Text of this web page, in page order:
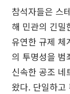
참석자들은 스
해 민관의 긴밀
유연한 규제 체
의 투명성을 범
신속한 공조 네
왔다. 단일하고